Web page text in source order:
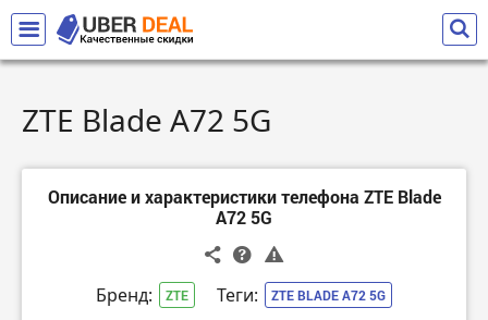
ZTE Blade A72 5G
Описание и характеристики телефона ZTE Blade
A72 5G
Бренд: ZTE Теги: ZTE BLADE A72 5G